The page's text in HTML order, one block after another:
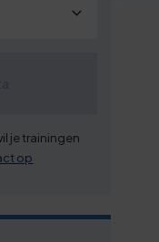
je trainingen
op